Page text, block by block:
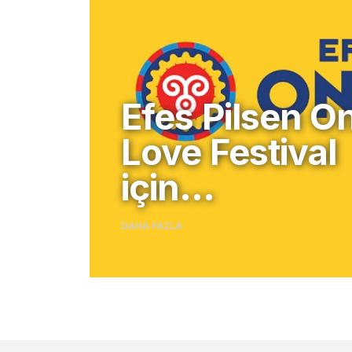
Efes Pilsen
Love Festival
için…
DAHA FAZLA